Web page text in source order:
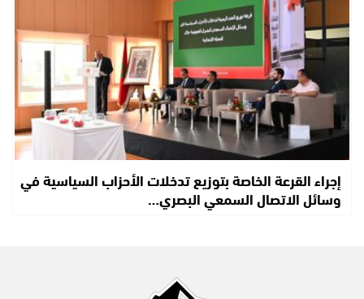
إجراء القرعة الخاصة بتوزيع تدخلات الأحزاب السياسية في
وسائل الاتصال السمعي البصري…